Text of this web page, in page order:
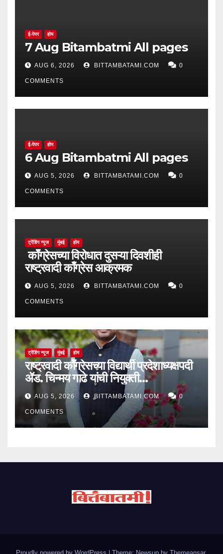
ई-पेपर होम
7 Aug Bitambatmi All pages
AUG 6, 2026 BITTAMBATAMI.COM 0
COMMENTS
ई-पेपर होम
6 Aug Bitambatmi All pages
AUG 5, 2026 BITTAMBATAMI.COM 0
COMMENTS
ट्रेंडिंग न्यूज मुंबई होम
काँग्रेसच्या विरोधात दुसऱ्या दिवशीही
राष्ट्रवादी काँग्रेस आक्रमक
AUG 5, 2026 BITTAMBATAMI.COM 0
COMMENTS
ट्रेंडिंग न्यूज मुंबई होम
राष्ट्रवादी काँग्रेसच्या विद्यार्थी प्रदेशाध्यक्षपदी
ॲड. चिन्मय गाढे यांची नियुक्ती…
AUG 5, 2026 BITTAMBATAMI.COM 0
COMMENTS